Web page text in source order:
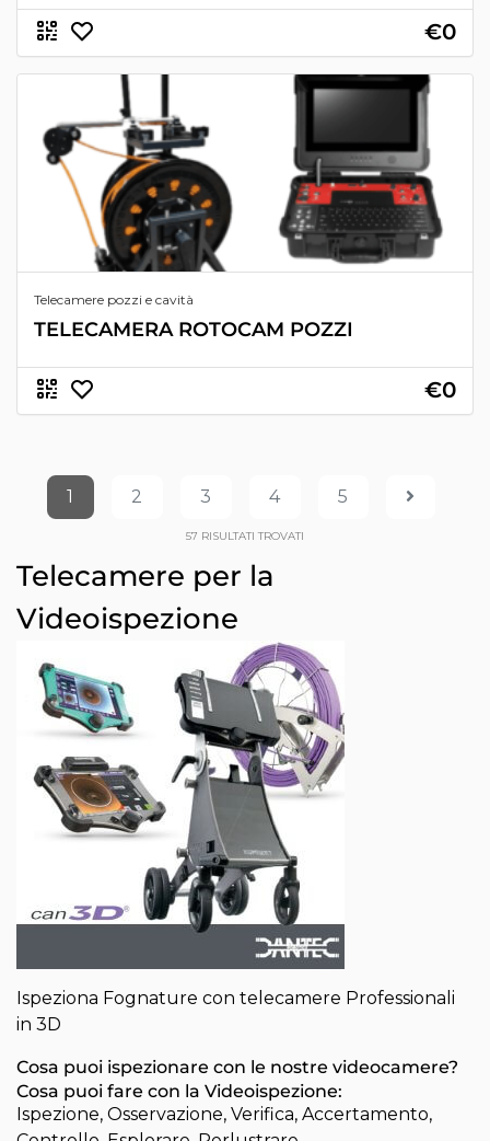
€0
Telecamere pozzi e cavità
TELECAMERA ROTOCAM POZZI
€0
1 2 3 4 5
57 RISULTATI TROVATI
Telecamere per la
Videoispezione
Ispeziona Fognature con telecamere Professionali
in 3D
Cosa puoi ispezionare con le nostre videocamere?
Cosa puoi fare con la Videoispezione:
Ispezione, Osservazione, Verifica, Accertamento,